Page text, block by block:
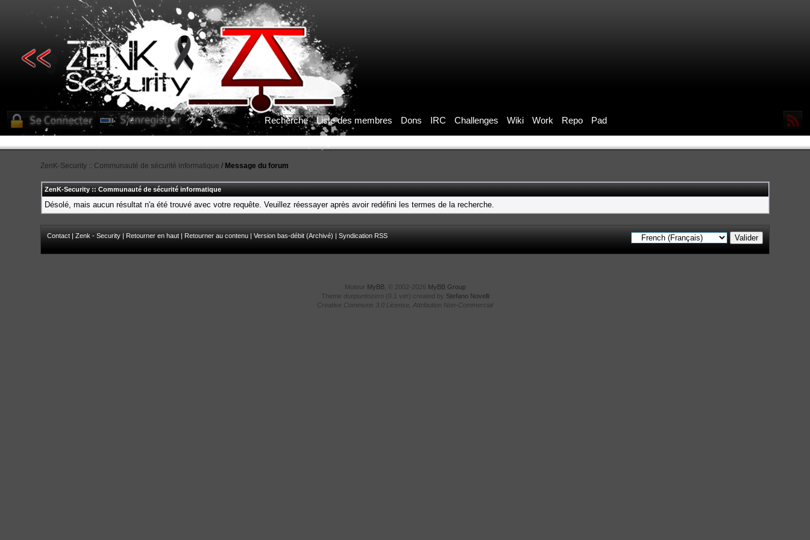
Recherche Liste des membres Dons IRC Challenges Wiki Work Repo Pad
ZenK-Security :: Communauté de sécurité informatique / Message du forum
ZenK-Security :: Communauté de sécurité informatique
Désolé, mais aucun résultat n'a été trouvé avec votre requête. Veuillez réessayer après avoir redéfini les termes de la recherche.
Contact |Zenk - Security | Retourner en haut | Retourner au contenu |Version bas-débit (Archivé) |Syndication RSS
Moteur MyBB, © 2002-2026 MyBB Group
Theme duepuntozero (0.1 ver) created by Stefano Novelli
Creative Commons 3.0 License, Attribution Non-Commercial